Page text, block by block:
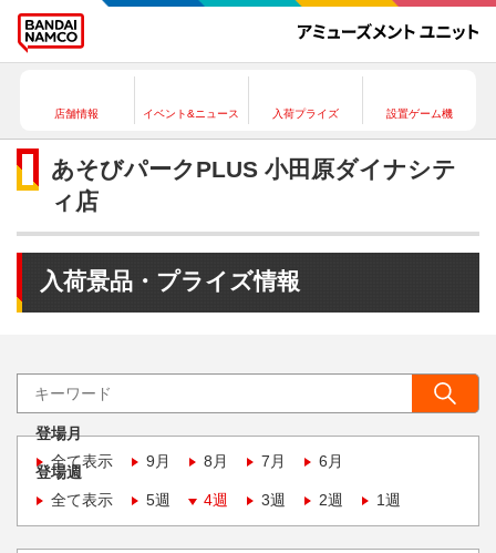
店舗情報 イベント&ニュース 入荷プライズ 設置ゲーム機
あそびパークPLUS 小田原ダイナシテ
ィ店
入荷景品・プライズ情報
登場月
全て表示
9月 8月 7月 6月
登場週
全て表示
5週 4週 3週 2週 1週